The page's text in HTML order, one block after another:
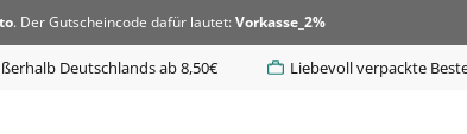
. Der Gutscheincode dafür lautet: Vorkasse_2%
Deutschlands ab 8,50€ Liebevoll verpackte